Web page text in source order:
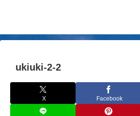
ukiuki-2-2
X Facebook